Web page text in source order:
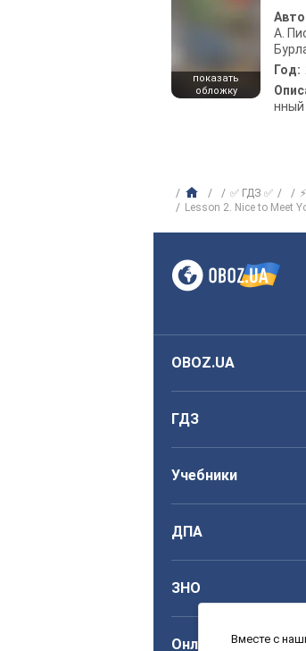
показать
обложку
А.
Год:
нный
✅ ГДЗ ✅
Lesson 2. Nice to Meet
OBOZ.UA
ГДЗ
Учебники
ДПА
ЗНО
Онлайн уроки
Вместе с